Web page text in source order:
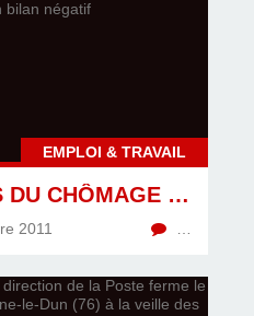
EMPLOI & TRAVAIL
CHIFFRES DU CHÔMAGE DE NOVEMBRE 2011: CONFIRMATION D’UN BILAN NÉGATIF
2011